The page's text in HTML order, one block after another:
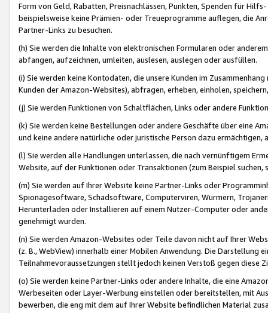
Form von Geld, Rabatten, Preisnachlässen, Punkten, Spenden für
beispielsweise keine Prämien- oder Treueprogramme auflegen, die
Partner-Links zu besuchen.
(h) Sie werden die Inhalte von elektronischen Formularen oder
abfangen, aufzeichnen, umleiten, auslesen, auslegen oder ausfüllen.
(i) Sie werden keine Kontodaten, die unsere Kunden im
Kunden der Amazon-Websites), abfragen, erheben, einholen,
(j) Sie werden Funktionen von Schaltflächen, Links oder andere
(k) Sie werden keine Bestellungen oder andere Geschäfte über eine
und keine andere natürliche oder juristische Person dazu
(l) Sie werden alle Handlungen unterlassen, die nach vernünftigem
Website, auf der Funktionen oder Transaktionen (zum Beispiel
(m) Sie werden auf Ihrer Website keine Partner-Links oder
Spionagesoftware, Schadsoftware, Computerviren, Würmern,
Herunterladen oder Installieren auf einem Nutzer-Computer oder
genehmigt wurden.
(n) Sie werden Amazon-Websites oder Teile davon nicht auf Ihrer
(z. B., WebView) innerhalb einer Mobilen Anwendung. Die Darstellung
Teilnahmevoraussetzungen stellt jedoch keinen Verstoß gegen diese
(o) Sie werden keine Partner-Links oder andere Inhalte, die eine
Werbeseiten oder Layer-Werbung einstellen oder bereitstellen, mit
bewerben, die eng mit dem auf Ihrer Website befindlichen Material